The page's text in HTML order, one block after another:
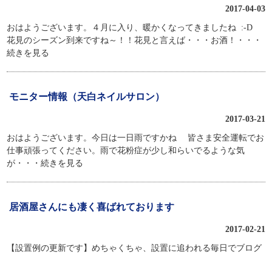
2017-04-03
おはようございます。４月に入り、暖かくなってきましたね :-D
花見のシーズン到来ですね～！！花見と言えば・・・お酒！
・・・
続きを見る
モニター情報（天白ネイルサロン）
2017-03-21
おはようございます。今日は一日雨ですかね 皆さま安全運転でお
仕事頑張ってください。雨で花粉症が少し和らいでるような気
が ・・・続きを見る
居酒屋さんにも凄く喜ばれております
2017-02-21
【設置例の更新です】めちゃくちゃ、設置に追われる毎日でブログ